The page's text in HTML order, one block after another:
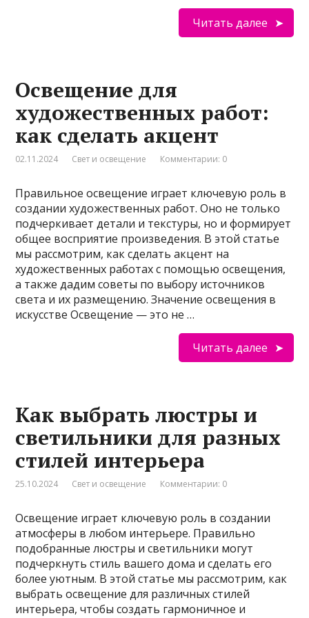
Читать далее
Освещение для
художественных работ:
как сделать акцент
02.11.2024 Свет и освещение Комментарии: 0
Правильное освещение играет ключевую роль в
создании художественных работ. Оно не только
подчеркивает детали и текстуры, но и формирует
общее восприятие произведения. В этой статье
мы рассмотрим, как сделать акцент на
художественных работах с помощью освещения,
а также дадим советы по выбору источников
света и их размещению. Значение освещения в
искусстве Освещение — это не …
Читать далее
Как выбрать люстры и
светильники для разных
стилей интерьера
25.10.2024 Свет и освещение Комментарии: 0
Освещение играет ключевую роль в создании
атмосферы в любом интерьере. Правильно
подобранные люстры и светильники могут
подчеркнуть стиль вашего дома и сделать его
более уютным. В этой статье мы рассмотрим, как
выбрать освещение для различных стилей
интерьера, чтобы создать гармоничное и